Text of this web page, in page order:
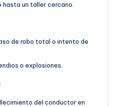
hasta un taller cercano.
de robo total o intento de
o explosiones.
del conductor en